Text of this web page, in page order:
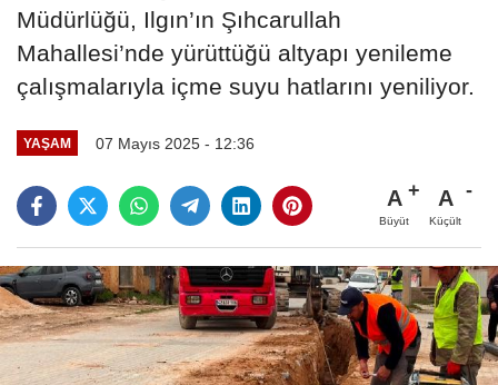
Müdürlüğü, Ilgın’ın Şıhcarullah
Mahallesi’nde yürüttüğü altyapı yenileme
çalışmalarıyla içme suyu hatlarını yeniliyor.
YAŞAM 07 Mayıs 2025 - 12:36
A
Büyüt
A
Küçült